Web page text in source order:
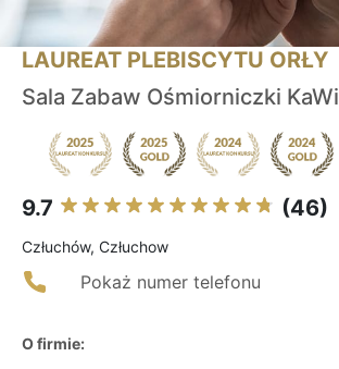
LAUREAT PLEBISCYTU ORŁY
Sala Zabaw Ośmiorniczki KaWi
9.7 (46)
Człuchów, Człuchow
Pokaż numer telefonu
O firmie: